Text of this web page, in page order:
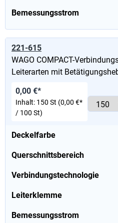
Bemessungsstrom
221-615
WAGO COMPACT-
Leiterarten mit
Deckelfarbe
Querschnittsbereich
Verbindungstechnologie
Leiterklemme
Bemessungsstrom
0,00 €*
Inhalt: 150 St (0,00 €*
/ 100 St)